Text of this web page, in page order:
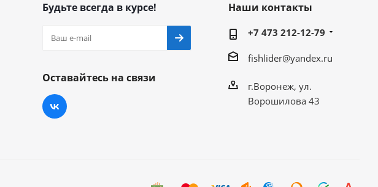
Будьте всегда в курсе!
Оставайтесь на связи
Наши контакты
+7 473 212-12-79
fishlider@yandex.ru
г.Воронеж, ул.
Ворошилова 43